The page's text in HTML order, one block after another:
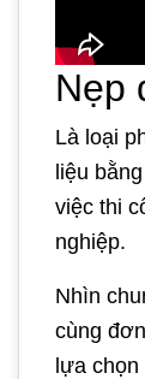
Nẹp
Là loại
liệu
việc thi
nghiệp.
Nhìn
cùng
lựa chọn